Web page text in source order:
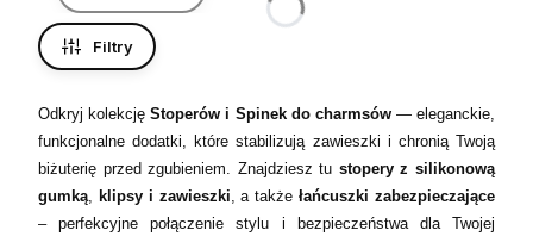
Filtry
Odkryj kolekcjęStoperów i Spinek do charmsów— eleganckie,
funkcjonalne dodatki, które stabilizują zawieszki i chronią Twoją
biżuterię przed zgubieniem. Znajdziesz tu stopery z silikonową
gumką, klipsy i zawieszki, a takżełańcuszki zabezpieczające
– perfekcyjne połączenie stylu i bezpieczeństwa dla Twojej